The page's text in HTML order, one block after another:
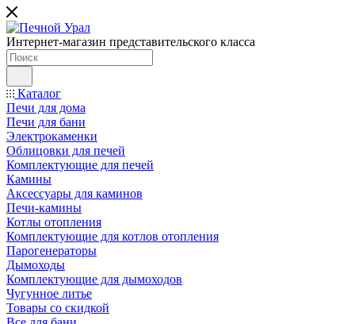
Интернет-магазин представительского класса
Каталог
Печи для дома
Печи для бани
Электрокаменки
Облицовки для печей
Комплектующие для печей
Камины
Аксессуары для каминов
Печи-камины
Котлы отопления
Комплектующие для котлов отопления
Парогенераторы
Дымоходы
Комплектующие для дымоходов
Чугунное литье
Товары со скидкой